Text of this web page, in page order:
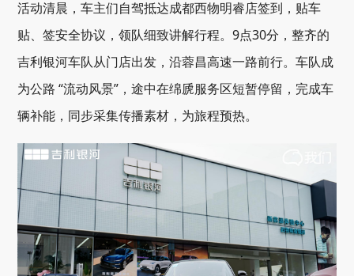
活动清晨，车主们自驾抵达成都西物明睿店签到，贴车
贴、签安全协议，领队细致讲解行程。9点30分，整齐的
吉利银河车队从门店出发，沿蓉昌高速一路前行。车队成
为公路 “流动风景”，途中在绵虒服务区短暂停留，完成车
辆补能，同步采集传播素材，为旅程预热。